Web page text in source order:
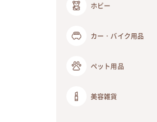
ホビー
カー・バイク用品
ペット用品
美容雑貨